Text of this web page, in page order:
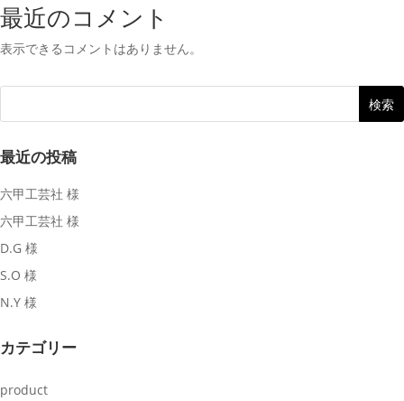
最近のコメント
表示できるコメントはありません。
最近の投稿
六甲工芸社 様
六甲工芸社 様
D.G 様
S.O 様
N.Y 様
カテゴリー
product